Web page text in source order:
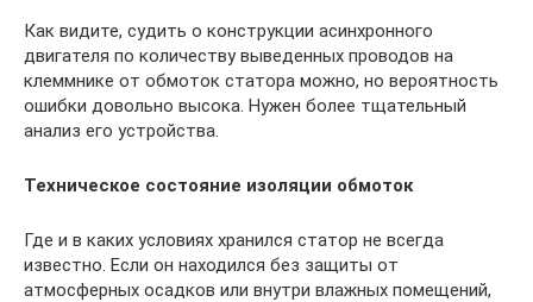
Как видите, судить о конструкции асинхронного
двигателя по количеству выведенных проводов на
клеммнике от обмоток статора можно, но вероятность
ошибки довольно высока. Нужен более тщательный
анализ его устройства.
Техническое состояние изоляции обмоток
Где и в каких условиях хранился статор не всегда
известно. Если он находился без защиты от
атмосферных осадков или внутри влажных помещений,